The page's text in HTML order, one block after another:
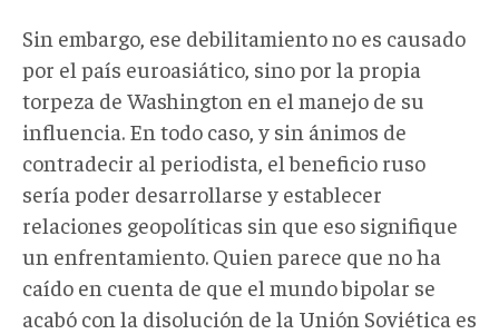
Sin embargo, ese debilitamiento no es causado
por el país euroasiático, sino por la propia
torpeza de Washington en el manejo de su
influencia. En todo caso, y sin ánimos de
contradecir al periodista, el beneficio ruso
sería poder desarrollarse y establecer
relaciones geopolíticas sin que eso signifique
un enfrentamiento. Quien parece que no ha
caído en cuenta de que el mundo bipolar se
acabó con la disolución de la Unión Soviética es